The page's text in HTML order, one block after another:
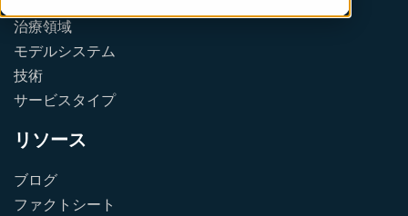
治療領域
モデルシステム
技術
サービスタイプ
リソース
ブログ
ファクトシート